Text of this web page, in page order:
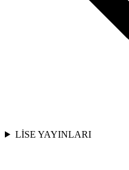
LİSE YAYINLARI